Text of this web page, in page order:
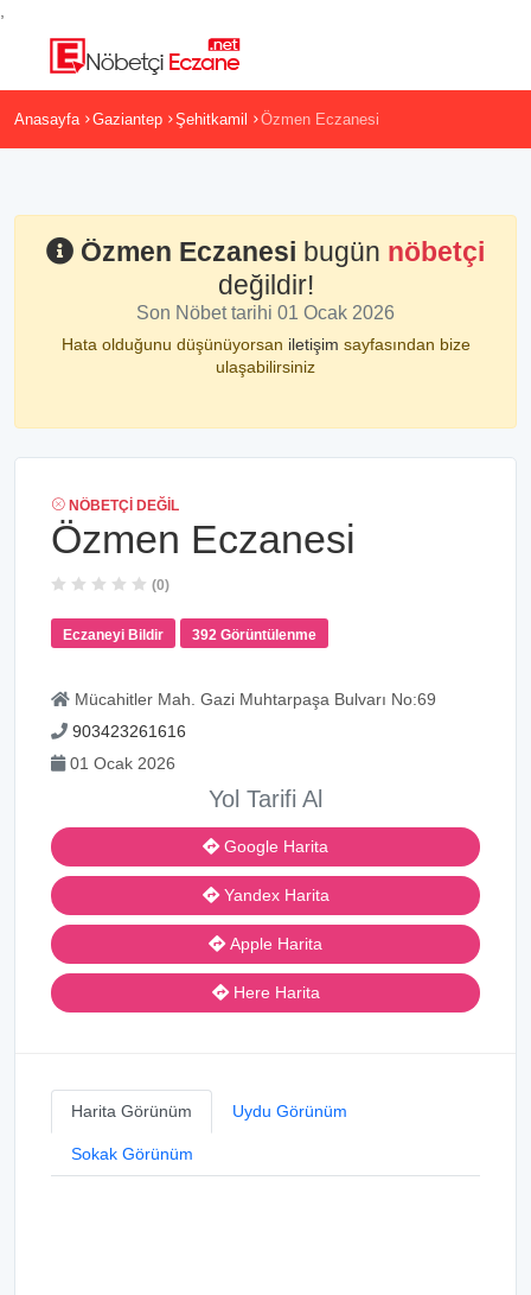
Anasayfa Gaziantep Şehitkamil Özmen Eczanesi
Özmen Eczanesi bugün nöbetçi
değildir!
Son Nöbet tarihi 01 Ocak 2026
Hata olduğunu düşünüyorsan iletişim sayfasından bize
ulaşabilirsiniz
NÖBETÇI DEĞIL
Özmen Eczanesi
(0)
Eczaneyi Bildir 392 Görüntülenme
Mücahitler Mah. Gazi Muhtarpaşa Bulvarı No:69
903423261616
01 Ocak 2026
Yol Tarifi Al
Google Harita
Yandex Harita
Apple Harita
Here Harita
Harita Görünüm Uydu Görünüm
Sokak Görünüm